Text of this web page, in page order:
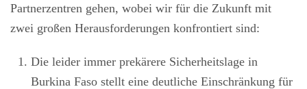
Partnerzentren gehen, wobei wir für die Zukunft mit
zwei großen Herausforderungen konfrontiert sind:
Die leider immer prekärere Sicherheitslage in
Burkina Faso stellt eine deutliche Einschränkung für